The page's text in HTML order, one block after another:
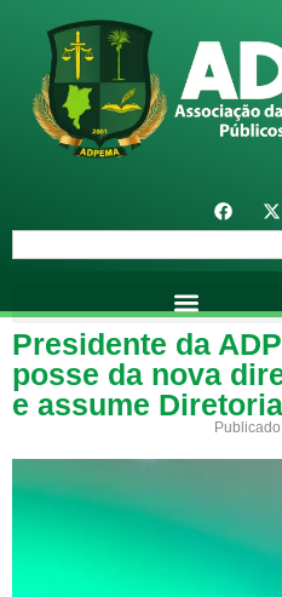
Presidente da
posse da nova
e assume